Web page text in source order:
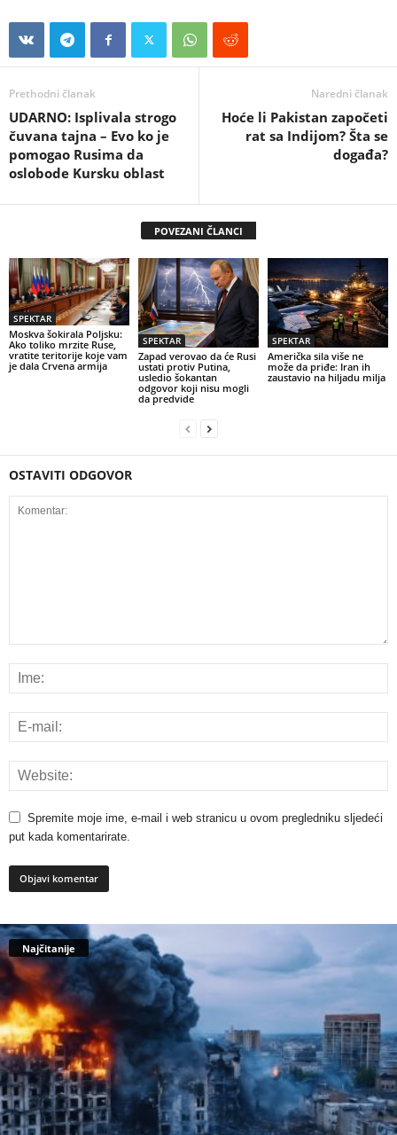
Prethodni članak
UDARNO: Isplivala strogo
čuvana tajna – Evo ko je
pomogao Rusima da
oslobode Kursku oblast
Naredni članak
Hoće li Pakistan započeti
rat sa Indijom? Šta se
događa?
POVEZANI ČLANCI
SPEKTAR
Moskva šokirala Poljsku:
Ako toliko mrzite Ruse,
vratite teritorije koje vam
je dala Crvena armija
SPEKTAR
Zapad verovao da će Rusi
ustati protiv Putina,
usledio šokantan
odgovor koji nisu mogli
da predvide
SPEKTAR
Američka sila više ne
može da priđe: Iran ih
zaustavio na hiljadu milja
OSTAVITI ODGOVOR
Spremite moje ime, e-mail i web stranicu u ovom pregledniku sljedeći
put kada komentarirate.
Najčitanije